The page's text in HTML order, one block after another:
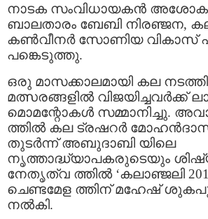
നാടക സംവിധായകന്‍
ബാലതാരം ബേബി നിരഞ്ജന,
കണ്‍വീനര്‍ സോണിയ വികാസ്
പങ്കെടുത്തു.
ഒരു മാസക്കാലമായി കല
മത്സരങ്ങളില്‍
മൊമന്റോകള്‍ സമ്മാനിച്ചു.
ത്തില്‍ കല ട്രഷറര്‍
തുടര്‍ന്ന് അബുദാബി യിലെ
നൃത്താദ്ധ്യാപകരുടെയും
നേതൃത്വ ത്തില്‍ ‘കലാഞ്ജലി
ചെണ്ടമേള ത്തിന് മഹേഷ്
നല്‍കി.